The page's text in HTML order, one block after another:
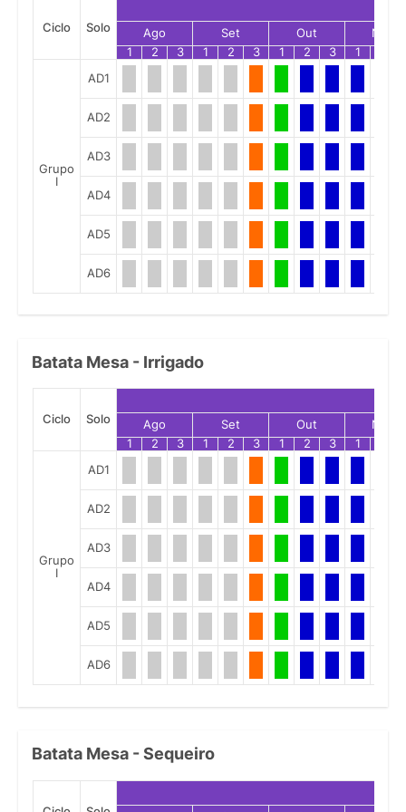
Ciclo Solo Ago Set Out
Nov
1
2 3 1 2 3 1 2 3 1
Grupo
I
AD1
AD2
AD3
AD4
AD5
AD6
Batata Mesa - Irrigado
Ciclo Solo Ago Set Out
Nov
1
2 3 1 2 3 1 2 3 1
Grupo
I
AD1
AD2
AD3
AD4
AD5
AD6
Batata Mesa - Sequeiro